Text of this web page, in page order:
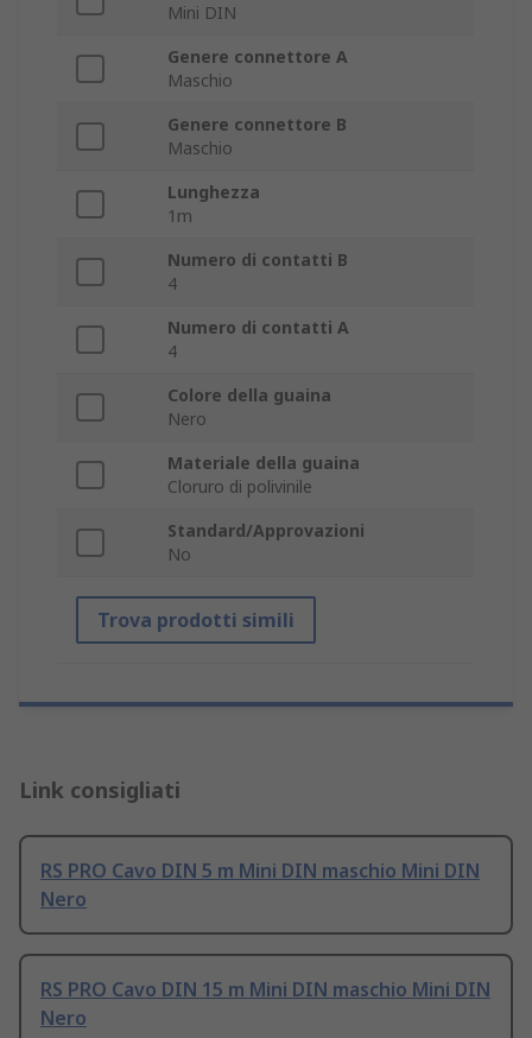
Mini DIN
Genere connettore A
Maschio
Genere connettore B
Maschio
Lunghezza
1m
Numero di contatti B
4
Numero di contatti A
4
Colore della guaina
Nero
Materiale della guaina
Cloruro di polivinile
Standard/Approvazioni
No
Trova prodotti simili
Link consigliati
RS PRO Cavo DIN 5 m Mini DIN maschio Mini DIN
Nero
RS PRO Cavo DIN 15 m Mini DIN maschio Mini DIN
Nero